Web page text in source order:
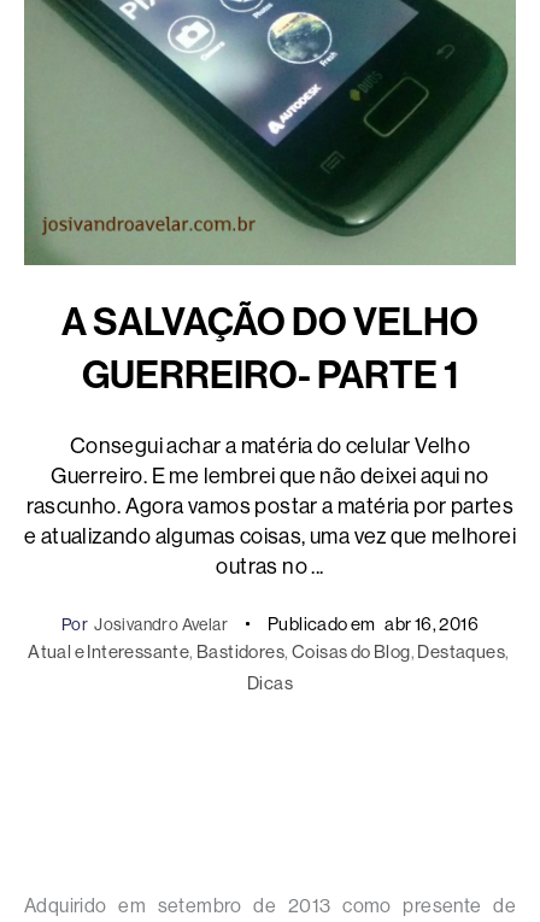
A SALVAÇÃO DO VELHO
GUERREIRO- PARTE 1
Consegui achar a matéria do celular Velho
Guerreiro. E me lembrei que não deixei aqui no
rascunho. Agora vamos postar a matéria por partes
e atualizando algumas coisas, uma vez que melhorei
outras no ...
Por Josivandro Avelar Publicado em abr 16, 2016
Atual e Interessante, Bastidores, Coisas do Blog, Destaques
Dicas
Adquirido em setembro de 2013 como presente de